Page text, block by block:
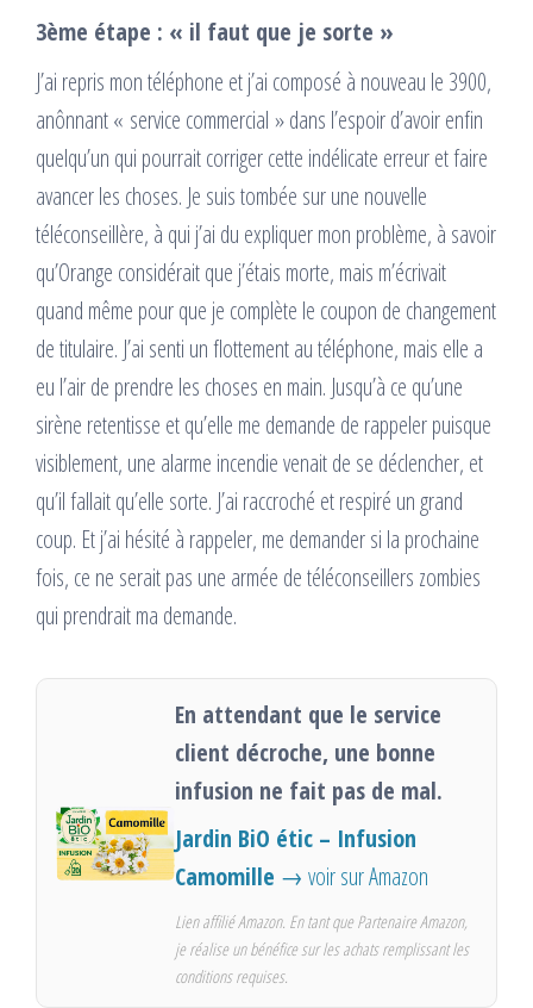
3ème étape : « il faut que je sorte »
J’ai repris mon téléphone et j’ai composé à nouveau le 3900,
anônnant « service commercial » dans l’espoir d’avoir enfin
quelqu’un qui pourrait corriger cette indélicate erreur et faire
avancer les choses. Je suis tombée sur une nouvelle
téléconseillère, à qui j’ai du expliquer mon problème, à savoir
qu’Orange considérait que j’étais morte, mais m’écrivait
quand même pour que je complète le coupon de changement
de titulaire. J’ai senti un flottement au téléphone, mais elle a
eu l’air de prendre les choses en main. Jusqu’à ce qu’une
sirène retentisse et qu’elle me demande de rappeler puisque
visiblement, une alarme incendie venait de se déclencher, et
qu’il fallait qu’elle sorte. J’ai raccroché et respiré un grand
coup. Et j’ai hésité à rappeler, me demander si la prochaine
fois, ce ne serait pas une armée de téléconseillers zombies
qui prendrait ma demande.
En attendant que le service
client décroche, une bonne
infusion ne fait pas de mal.
Jardin BiO étic – Infusion
Camomille → voir sur Amazon
Lien affilié Amazon. En tant que Partenaire Amazon,
je réalise un bénéfice sur les achats remplissant les
conditions requises.